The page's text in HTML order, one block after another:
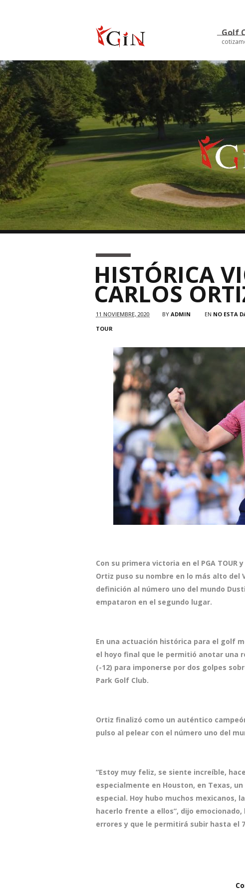
Golf
HISTÓRICA
CARLOS
11 NOVIEMBRE, 2020 BY ADMIN EN NO ESTA
TOUR
Con su primera victoria en el PGA
Ortiz puso su nombre en lo más alto del
definición al número uno del mundo
empataron en el segundo lugar.
En una actuación histórica para el golf
el hoyo final que le permitió anotar una
(-12) para imponerse por dos golpes
Park Golf Club.
Ortiz finalizó como un auténtico
pulso al pelear con el número uno del
“Estoy muy feliz, se siente increíble,
especialmente en Houston, en Texas,
especial. Hoy hubo muchos
hacerlo frente a ellos”, dijo
errores y que le permitirá subir hasta el